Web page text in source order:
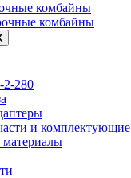
комбайны
комбайны
280
и комплектующие
материалы